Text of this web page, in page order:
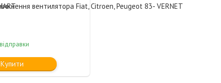
вентилятора Fiat, Citroen, Peugeot 83- VERNET
Купити